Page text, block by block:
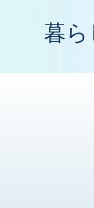
暮ら